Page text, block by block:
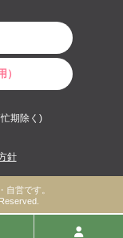
期除く)
針
自営です。